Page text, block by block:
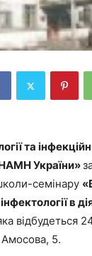
та
України»
семінару
в
відбудеться
5.